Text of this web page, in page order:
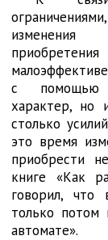
с помощью
характер, но
столько
это время
приобрести
книге «Как
говорил, что
только потом
автомате».